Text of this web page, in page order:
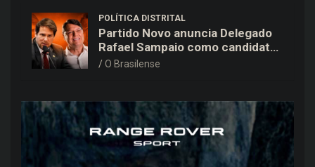
POLÍTICA DISTRITAL
Partido Novo anuncia Delegado
Rafael Sampaio como candidato
a vice-governador na chapa de
O Brasilense